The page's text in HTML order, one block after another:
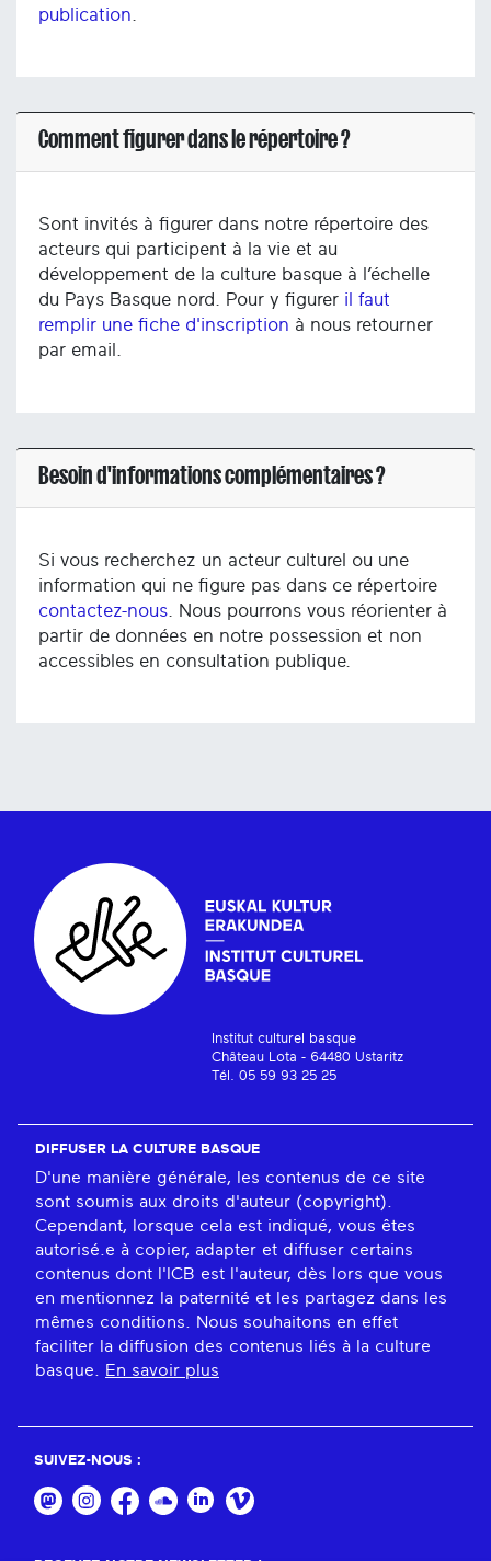
publication
Comment figurer dans le répertoire ?
Sont invités à figurer dans notre répertoire des
acteurs qui participent à la vie et au
développement de la culture basque à l’échelle
du Pays Basque nord. Pour y figurer il faut
remplir une fiche d'inscription à nous retourner
par email.
Besoin d'informations complémentaires ?
Si vous recherchez un acteur culturel ou une
information qui ne figure pas dans ce répertoire
contactez-nous . Nous pourrons vous réorienter à
partir de données en notre possession et non
accessibles en consultation publique.
Institut culturel basque
Château Lota - 64480 Ustaritz
Tél. 05 59 93 25 25
DIFFUSER LA CULTURE BASQUE
D'une manière générale, les contenus de ce site
sont soumis aux droits d'auteur (copyright).
Cependant, lorsque cela est indiqué, vous êtes
autorisé.e à copier, adapter et diffuser certains
contenus dont l'ICB est l'auteur, dès lors que vous
en mentionnez la paternité et les partagez dans les
mêmes conditions. Nous souhaitons en effet
faciliter la diffusion des contenus liés à la culture
basque. En savoir plus
SUIVEZ-NOUS :